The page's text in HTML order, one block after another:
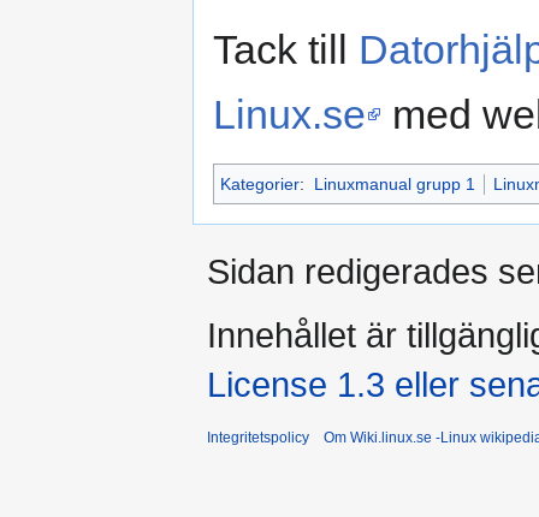
Tack till
Linux.se
med
Kategorier: Linuxmanual grupp 1
Sidan redigerades
Innehållet är
License 1.3 eller
Integritetspolicy Om Wiki.linux.se -Linux